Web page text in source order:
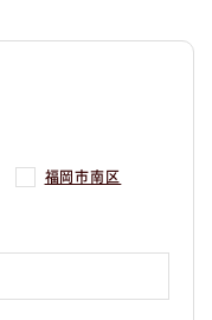
福岡市南区